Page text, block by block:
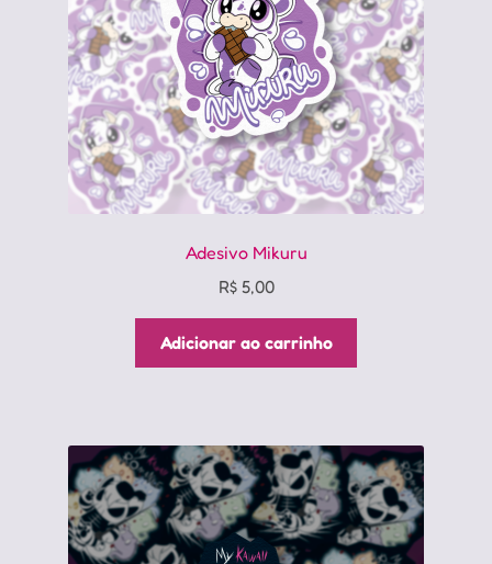
Adesivo Mikuru
R$5,00
Adicionar ao carrinho